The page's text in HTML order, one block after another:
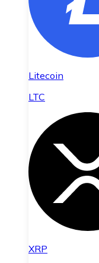
Litecoin
LTC
XRP